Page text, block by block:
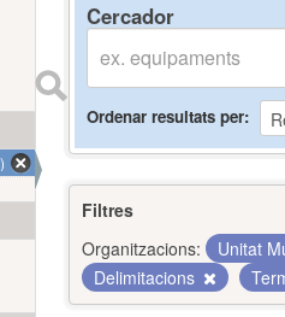
Cercador
Ordenar resultats per
Filtres
Organitzacions:
Unitat
Delimitacions